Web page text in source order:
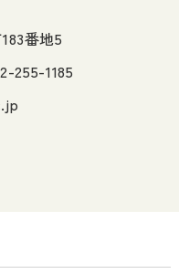
番地5
255-1185